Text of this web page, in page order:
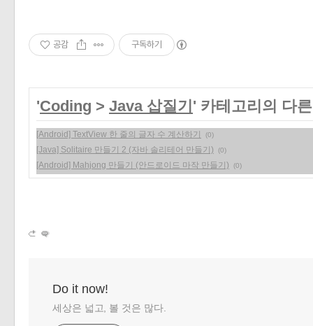
공감 구독하기
'Coding > Java 삽질기 ' 카테고리의 다
[Android] TextView 한 줄의 글자 수 계산하기 (0)
[Java] Solitaire 만들기 2 (자바 솔리테어 만들기) (0)
[Android] Mahjong 만들기 (안드로이드 마작 만들기) (0)
Do it now!
세상은 넓고, 볼 것은 많다.